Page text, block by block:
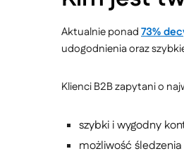
Aktualnie ponad73%
udogodnienia oraz
Klienci B2B zapytani o
szybki i wygodny
możliwość